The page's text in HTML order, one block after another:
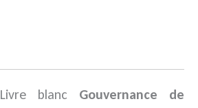
Livre blanc Gouvernance de